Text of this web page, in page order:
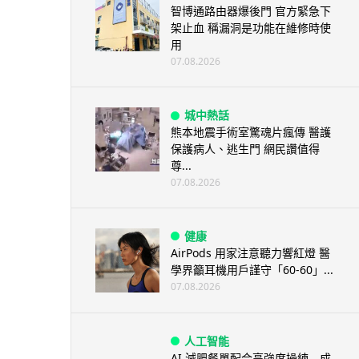
智博通路由器爆後門 官方緊急下
架止血 稱漏洞是功能在維修時使
用
07.08.2026
城中熱話
熊本地震手術室驚魂片瘋傳 醫護
保護病人、逃生門 網民讚值得
尊...
07.08.2026
健康
AirPods 用家注意聽力響紅燈 醫
學界籲耳機用戶謹守「60-60」...
07.08.2026
人工智能